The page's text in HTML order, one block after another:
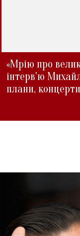
«Мрію про
інтерв'ю
плани,